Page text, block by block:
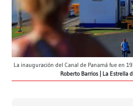
La inauguración del Canal de Panamá fue en
Roberto Barrios | La Estrella